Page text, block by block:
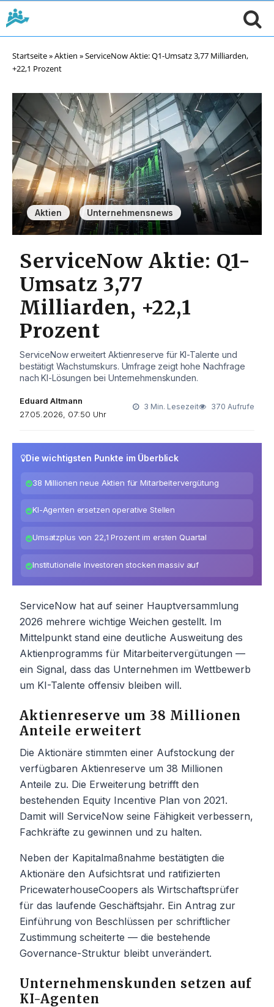
Startseite»Aktien »ServiceNow Aktie: Q1-Umsatz 3,77 Milliarden,
+22,1 Prozent
Aktien , Unternehmensnews
ServiceNow Aktie: Q1-
Umsatz 3,77
Milliarden, +22,1
Prozent
ServiceNow erweitert Aktienreserve für KI-Talente und
bestätigt Wachstumskurs. Umfrage zeigt hohe Nachfrage
nach KI-Lösungen bei Unternehmenskunden.
Eduard Altmann
27.05.2026, 07:50 Uhr
3 Min. Lesezeit 370 Aufrufe
Die wichtigsten Punkte im Überblick
38 Millionen neue Aktien für Mitarbeitervergütung
KI-Agenten ersetzen operative Stellen
Umsatzplus von 22,1 Prozent im ersten Quartal
Institutionelle Investoren stocken massiv auf
ServiceNow hat auf seiner Hauptversammlung
2026 mehrere wichtige Weichen gestellt. Im
Mittelpunkt stand eine deutliche Ausweitung des
Aktienprogramms für Mitarbeitervergütungen —
ein Signal, dass das Unternehmen im Wettbewerb
um KI-Talente offensiv bleiben will.
Aktienreserve um 38 Millionen
Anteile erweitert
Die Aktionäre stimmten einer Aufstockung der
verfügbaren Aktienreserve um 38 Millionen
Anteile zu. Die Erweiterung betrifft den
bestehenden Equity Incentive Plan von 2021.
Damit will ServiceNow seine Fähigkeit verbessern,
Fachkräfte zu gewinnen und zu halten.
Neben der Kapitalmaßnahme bestätigten die
Aktionäre den Aufsichtsrat und ratifizierten
PricewaterhouseCoopers als Wirtschaftsprüfer
für das laufende Geschäftsjahr. Ein Antrag zur
Einführung von Beschlüssen per schriftlicher
Zustimmung scheiterte — die bestehende
Governance-Struktur bleibt unverändert.
Unternehmenskunden setzen auf
KI-Agenten